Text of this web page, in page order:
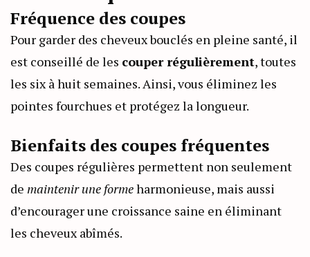
Fréquence des coupes
Pour garder des cheveux bouclés en pleine santé, il
est conseillé de les couper régulièrement, toutes
les six à huit semaines. Ainsi, vous éliminez les
pointes fourchues et protégez la longueur.
Bienfaits des coupes fréquentes
Des coupes régulières permettent non seulement
de maintenir une formeharmonieuse, mais aussi
d’encourager une croissance saine en éliminant
les cheveux abîmés.